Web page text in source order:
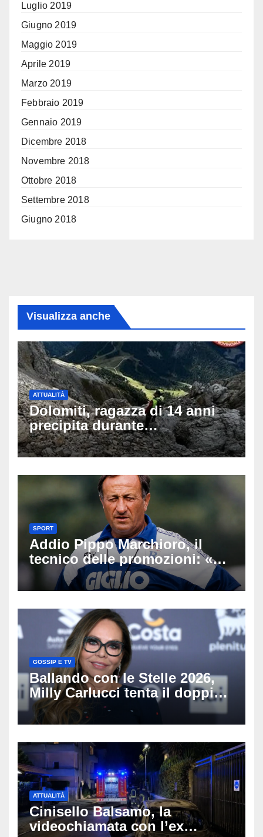
Luglio 2019
Giugno 2019
Maggio 2019
Aprile 2019
Marzo 2019
Febbraio 2019
Gennaio 2019
Dicembre 2018
Novembre 2018
Ottobre 2018
Settembre 2018
Giugno 2018
Visualizza anche
ATTUALITÀ
Dolomiti, ragazza di 14 anni
precipita durante
un’escursione: tragedia sul
Latemar davanti alla famiglia
SPORT
Addio Pippo Marchioro, il
tecnico delle promozioni: «Ha
scritto pagine indimenticabili
del nostro calcio»
GOSSIP E TV
Ballando con le Stelle 2026,
Milly Carlucci tenta il doppio
colpo: tra i papabili Ornella
Muti e Monica Guerritore
ATTUALITÀ
Cinisello Balsamo, la
videochiamata con l’ex